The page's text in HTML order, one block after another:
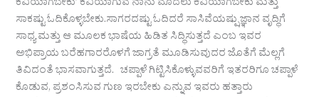
ಕವಿಯಾಗಬೇಕು’ ಕವಿಯಾಗುವ ನಾನು ಮೊದಲು ಕಿವಿಯಾಗಬೇಕು ಮತ್ತು
ಸಾಕಷ್ಟು ಓದಿಕೊಳ್ಳಬೇಕು.ಸಾಗರದಷ್ಟು ಓದಿದರೆ ಸಾಸಿವೆಯಷ್ಷು ಜ್ಞಾನ ವೃದ್ಧಿಗೆ
ಸಾಧ್ಯ ಮತ್ತು ಆ ಮೂಲಕ ಭಾಷೆಯ ಹಿಡಿತ ಸಿದ್ಧಿಸುತ್ತದೆ ಎಂಬ ಇವರ
ಅಭಿಪ್ರಾಯ ಬರೆಹಗಾರರೊಳಗೆ ಜಾಗ್ರತೆ ಮೂಡಿಸುವುದರ ಜೊತೆಗೆ ಮೆಲ್ಲಗೆ
ತಿವಿದಂತೆ ಭಾಸವಾಗುತ್ತದೆ. ಚಪ್ಪಾಳೆ ಗಿಟ್ಟಿಸಿಕೊಳ್ಳುವವರಿಗೆ ಇತರರಿಗೂ ಚಪ್ಪಾಳೆ
ಕೊಡುವ, ಪ್ರಶಂಸಿಸುವ ಗುಣ ಇರಬೇಕು ‌ಎನ್ನುವ ಇವರು ಹತ್ತಾರು